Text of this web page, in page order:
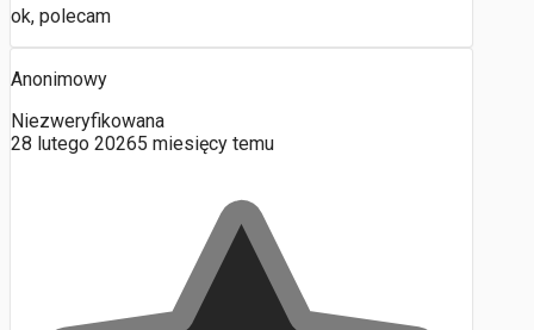
ok, polecam
Anonimowy
Niezweryfikowana
28 lutego 20265 miesięcy temu